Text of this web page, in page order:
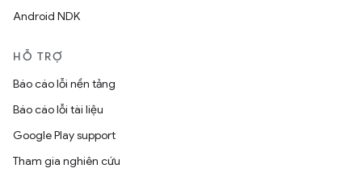
Android NDK
HỖ TRỢ
Báo cáo lỗi nền tảng
Báo cáo lỗi tài liệu
Google Play support
Tham gia nghiên cứu